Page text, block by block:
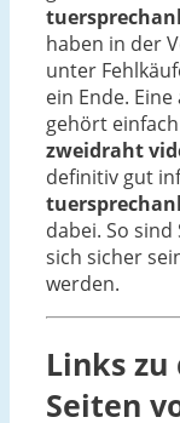
haben in der
unter
ein Ende.
gehört
zweidraht
definitiv gut
dabei. So
sich sicher
werden.
Links
Seiten